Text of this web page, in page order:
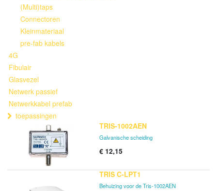
(Multi)taps
Connectoren
Kleinmateriaal
pre-fab kabels
4G
Fibulair
Glasvezel
Netwerk passief
Netwerkkabel prefab
toepassingen
TRIS-1002AEN
Galvanische scheiding
€ 12,15
TRIS C-LPT1
Behuizing voor de Tris-1002AEN